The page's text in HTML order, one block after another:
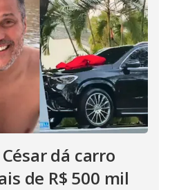
dá carro
de R$ 500 mil